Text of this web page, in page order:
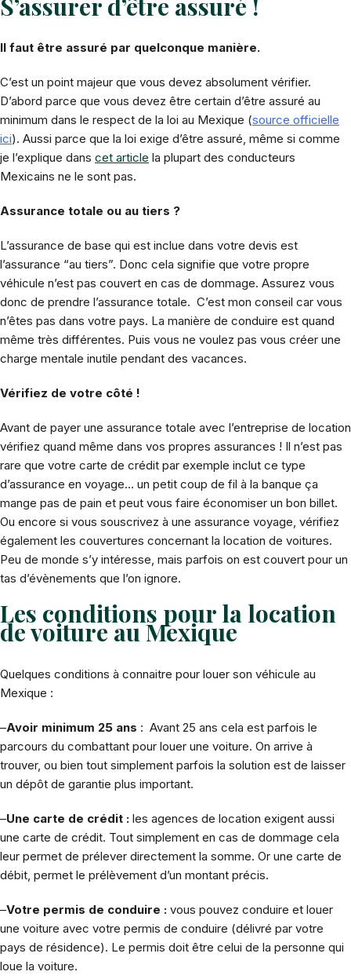
Il faut être assuré par quelconque manière.
C’est un point majeur que vous devez absolument vérifier.
D’abord parce que vous devez être certain d’être assuré au
minimum dans le respect de la loi au Mexique (source officielle
ici). Aussi parce que la loi exige d’être assuré, même si comme
je l’explique dans cet article la plupart des conducteurs
Mexicains ne le sont pas.
Assurance totale ou au tiers ?
L’assurance de base qui est inclue dans votre devis est
l’assurance “au tiers”. Donc cela signifie que votre propre
véhicule n’est pas couvert en cas de dommage. Assurez vous
donc de prendre l’assurance totale. C’est mon conseil car vous
n’êtes pas dans votre pays. La manière de conduire est quand
même très différentes. Puis vous ne voulez pas vous créer une
charge mentale inutile pendant des vacances.
Vérifiez de votre côté !
Avant de payer une assurance totale avec l’entreprise de location
vérifiez quand même dans vos propres assurances ! Il n’est pas
rare que votre carte de crédit par exemple inclut ce type
d’assurance en voyage… un petit coup de fil à la banque ça
mange pas de pain et peut vous faire économiser un bon billet.
Ou encore si vous souscrivez à une assurance voyage, vérifiez
également les couvertures concernant la location de voitures.
Peu de monde s’y intéresse, mais parfois on est couvert pour un
tas d’évènements que l’on ignore.
Les conditions pour la location
de voiture au Mexique
Quelques conditions à connaitre pour louer son véhicule au
Mexique :
–Avoir minimum 25 ans : Avant 25 ans cela est parfois le
parcours du combattant pour louer une voiture. On arrive à
trouver, ou bien tout simplement parfois la solution est de laisser
un dépôt de garantie plus important.
–Une carte de crédit : les agences de location exigent aussi
une carte de crédit. Tout simplement en cas de dommage cela
leur permet de prélever directement la somme. Or une carte de
débit, permet le prélèvement d’un montant précis.
–Votre permis de conduire : vous pouvez conduire et louer
une voiture avec votre permis de conduire (délivré par votre
pays de résidence). Le permis doit être celui de la personne qui
loue la voiture.